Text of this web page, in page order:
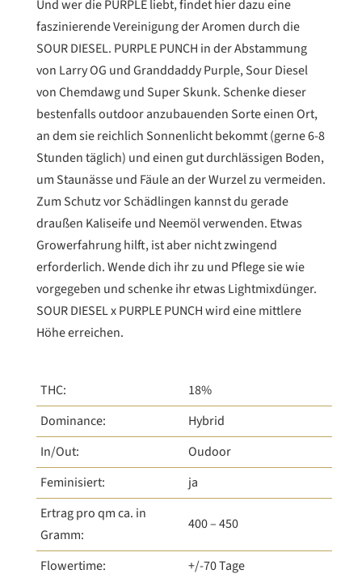
Und wer die PURPLE liebt, findet hier dazu eine
faszinierende Vereinigung der Aromen durch die
SOUR DIESEL. PURPLE PUNCH in der Abstammung
von Larry OG und Granddaddy Purple, Sour Diesel
von Chemdawg und Super Skunk. Schenke dieser
bestenfalls outdoor anzubauenden Sorte einen Ort,
an dem sie reichlich Sonnenlicht bekommt (gerne 6-8
Stunden täglich) und einen gut durchlässigen Boden,
um Staunässe und Fäule an der Wurzel zu vermeiden.
Zum Schutz vor Schädlingen kannst du gerade
draußen Kaliseife und Neemöl verwenden. Etwas
Growerfahrung hilft, ist aber nicht zwingend
erforderlich. Wende dich ihr zu und Pflege sie wie
vorgegeben und schenke ihr etwas Lightmixdünger.
SOUR DIESEL x PURPLE PUNCH wird eine mittlere
Höhe erreichen.
THC:
18%
Dominance:
Hybrid
In/Out:
Oudoor
Feminisiert:
ja
Ertrag pro qm ca. in
Gramm:
400 – 450
Flowertime:
+/-70 Tage